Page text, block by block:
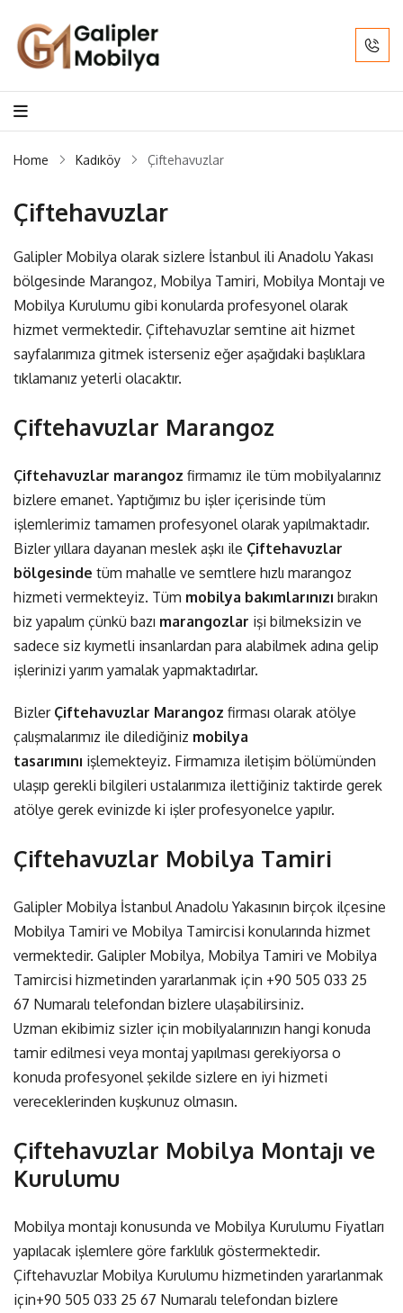
Home Kadıköy Çiftehavuzlar
Çiftehavuzlar
Galipler Mobilya olarak sizlere İstanbul ili Anadolu Yakası
bölgesinde Marangoz, Mobilya Tamiri, Mobilya Montajı ve
Mobilya Kurulumu gibi konularda profesyonel olarak
hizmet vermektedir. Çiftehavuzlar semtine ait hizmet
sayfalarımıza gitmek isterseniz eğer aşağıdaki başlıklara
tıklamanız yeterli olacaktır.
Çiftehavuzlar Marangoz
Çiftehavuzlar marangoz firmamız ile tüm mobilyalarınız
bizlere emanet. Yaptığımız bu işler içerisinde tüm
işlemlerimiz tamamen profesyonel olarak yapılmaktadır.
Bizler yıllara dayanan meslek aşkı ile Çiftehavuzlar
bölgesinde tüm mahalle ve semtlere hızlı marangoz
hizmeti vermekteyiz. Tüm mobilya bakımlarınızı bırakın
biz yapalım çünkü bazı marangozlar işi bilmeksizin ve
sadece siz kıymetli insanlardan para alabilmek adına gelip
işlerinizi yarım yamalak yapmaktadırlar.
Bizler Çiftehavuzlar Marangoz firması olarak atölye
çalışmalarımız ile dilediğiniz mobilya
tasarımını işlemekteyiz. Firmamıza iletişim bölümünden
ulaşıp gerekli bilgileri ustalarımıza ilettiğiniz taktirde gerek
atölye gerek evinizde ki işler profesyonelce yapılır.
Çiftehavuzlar Mobilya Tamiri
Galipler Mobilya İstanbul Anadolu Yakasının birçok ilçesine
Mobilya Tamiri ve Mobilya Tamircisi konularında hizmet
vermektedir. Galipler Mobilya, Mobilya Tamiri ve Mobilya
Tamircisi hizmetinden yararlanmak için +90 505 033 25
67 Numaralı telefondan bizlere ulaşabilirsiniz.
Uzman ekibimiz sizler için mobilyalarınızın hangi konuda
tamir edilmesi veya montaj yapılması gerekiyorsa o
konuda profesyonel şekilde sizlere en iyi hizmeti
vereceklerinden kuşkunuz olmasın.
Çiftehavuzlar Mobilya Montajı ve
Kurulumu
Mobilya montajı konusunda ve Mobilya Kurulumu Fiyatları
yapılacak işlemlere göre farklılık göstermektedir.
Çiftehavuzlar Mobilya Kurulumu hizmetinden yararlanmak
için+90 505 033 25 67 Numaralı telefondan bizlere